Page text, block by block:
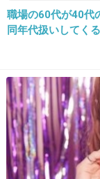
ミッキー先生
33. 匿名 2019/04/09(火) 21:00:35
ミッキーって
職場の60代が40代
同年代扱いしてく